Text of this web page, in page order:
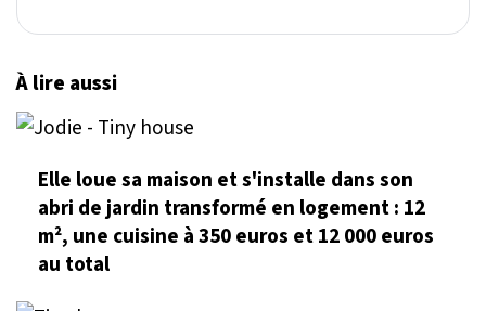
À lire aussi
Elle loue sa maison et s'installe dans son
abri de jardin transformé en logement : 12
m², une cuisine à 350 euros et 12 000 euros
au total